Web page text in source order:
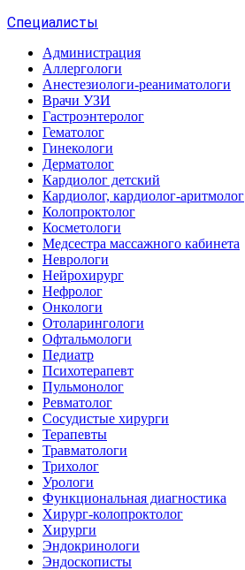
Специалисты
Администрация
Аллергологи
Анестезиологи-реаниматологи
Врачи УЗИ
Гастроэнтеролог
Гематолог
Гинекологи
Дерматолог
Кардиолог детский
Кардиолог, кардиолог-аритмолог
Колопроктолог
Косметологи
Медсестра массажного кабинета
Неврологи
Нейрохирург
Нефролог
Онкологи
Отоларингологи
Офтальмологи
Педиатр
Психотерапевт
Пульмонолог
Ревматолог
Сосудистые хирурги
Терапевты
Травматологи
Трихолог
Урологи
Функциональная диагностика
Хирург-колопроктолог
Хирурги
Эндокринологи
Эндоскописты